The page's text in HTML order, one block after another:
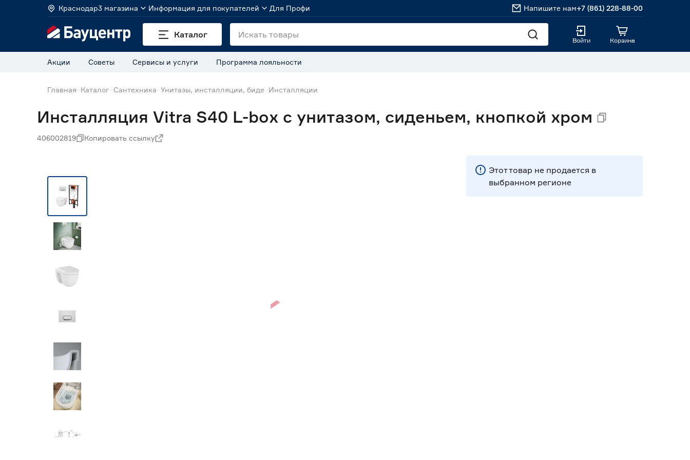
Краснодар3 магазина Информация для покупателей Для Профи Напишите нам+7 (861) 228-88-00
Каталог
Войти Корзина
Акции Советы Сервисы и услуги Программа лояльности
Главная Каталог Сантехника Унитазы, инсталляции, биде Инсталляции
Инсталляция Vitra S40 L-box с унитазом, сиденьем, кнопкой хром
406002819 Копировать ссылку
Этот товар не продается в
выбранном регионе